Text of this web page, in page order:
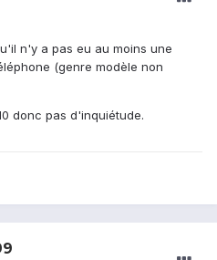
n'y a pas eu au moins une
(genre modèle non
donc pas d'inquiétude.